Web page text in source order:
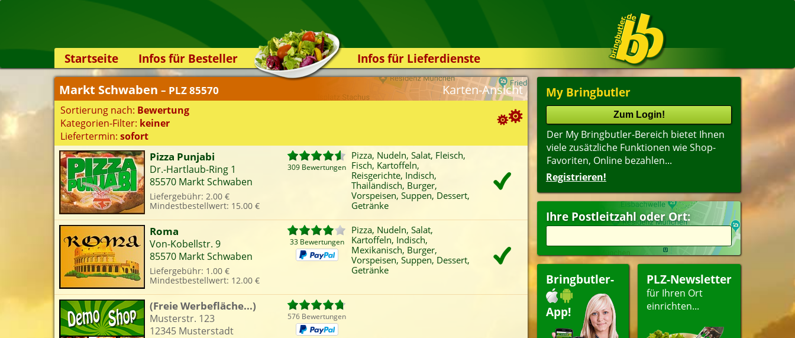
Startseite
Infos für Besteller
Lieferservice-App
Weiterempfehlen
Newsletter
Sicherheit
Kontakt
Infos für Lieferdienste
Kassensystem
Zuverlässigkeit
Das Bestellsystem
Der Bestellvorgang
Übertragung
Testshop
Styles
Kontakt
My Bringbutler
Der My Bringbutler-Bereich bietet Ihnen
viele zusätzliche Funktionen wie Shop-
Favoriten, Online bezahlen...
Registrieren!
Ihre Postleitzahl oder Ort:
Bringbutler-
App!
PLZ-Newsletter
für Ihren Ort
einrichten...
Suchoptionen
Sortierung:
Rabatt
Onlinezahlung
Mindestbestellwert
Liefergebühr
Name
Alter(ältester Shop zuerst)
Kategorien-Filter:
Pizza
Nudeln
Fleisch
Fisch
Kartoffeln
Reisgerichte
Indisch
Mexikanisch
Burger
Vorspeisen
Dessert
Getränke
Liefertermin:
sofort
für um : Uhr bestellen
Karten-Ansicht
Markt Schwaben – PLZ 85570
Sortierung nach: Bewertung
Kategorien-Filter: keiner
Liefertermin: sofort
Pizza Punjabi
Dr.-Hartlaub-Ring 1
85570 Markt Schwaben
Liefergebühr: 2.00 €
Mindestbestellwert: 15.00 €
309 Bewertungen
Pizza, Nudeln, Salat, Fleisch,
Fisch, Kartoffeln,
Reisgerichte, Indisch,
Thailändisch, Burger,
Vorspeisen, Suppen, Dessert,
Getränke
Roma
Von-Kobellstr. 9
85570 Markt Schwaben
Liefergebühr: 1.00 €
Mindestbestellwert: 12.00 €
33 Bewertungen
Pizza, Nudeln, Salat,
Kartoffeln, Indisch,
Mexikanisch, Burger,
Vorspeisen, Suppen, Dessert,
Getränke
(Freie Werbefläche...)
Musterstr. 123
12345 Musterstadt
576 Bewertungen